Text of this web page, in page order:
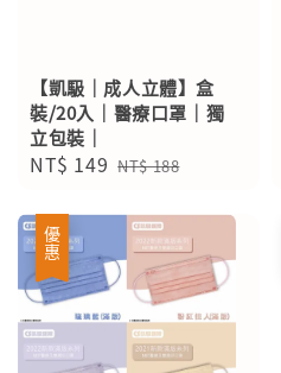
【凱馺｜成人立體】盒
裝/20入｜醫療口罩｜獨
立包裝｜
Sale
NT$ 149 Regular
NT$ 188
優惠